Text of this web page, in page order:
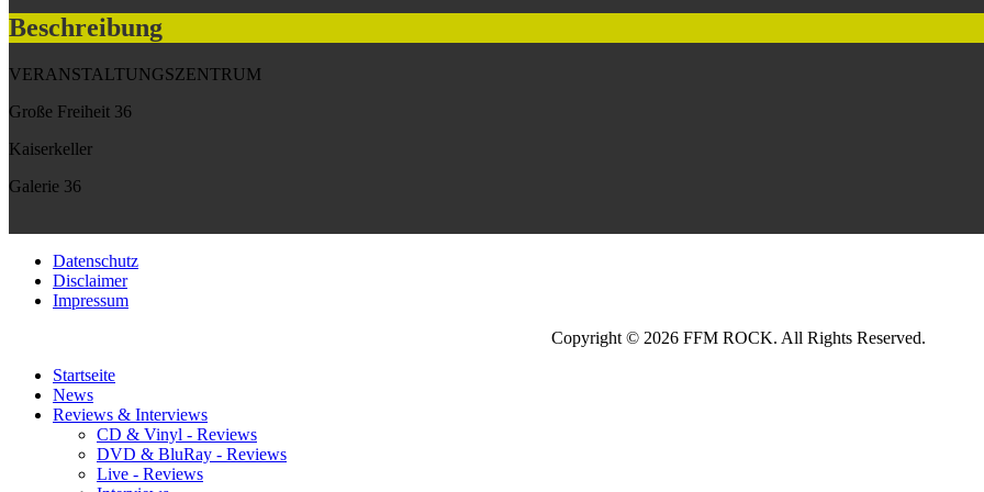
Beschreibung
VERANSTALTUNGSZENTRUM
Große Freiheit 36
Kaiserkeller
Galerie 36
Datenschutz
Disclaimer
Impressum
Copyright © 2026 FFM ROCK. All Rights Reserved.
Startseite
News
Reviews & Interviews
CD & Vinyl - Reviews
DVD & BluRay - Reviews
Live - Reviews